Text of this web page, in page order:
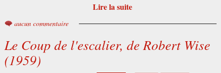
Lire la suite
aucun commentaire
Le Coup de l'escalier, de Robert Wise
(1959)